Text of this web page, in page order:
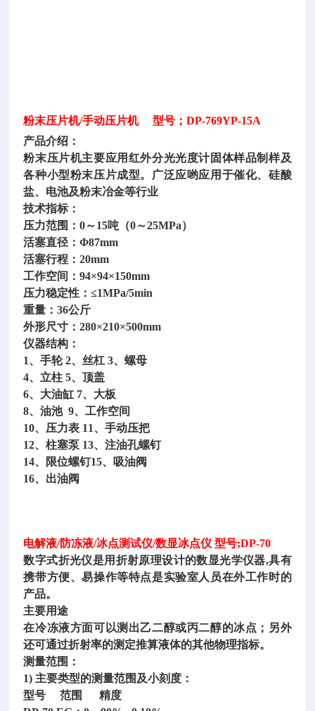
粉末压片机/手动压片机 型号；DP-769YP-15A
产品介绍：
粉末压片机主要应用红外分光光度计固体样品制样及
各种小型粉末压片成型。广泛应哟应用于催化、硅酸
盐、电池及粉末冶金等行业
技术指标：
压力范围：0～15吨（0～25MPa）
活塞直径：Φ87mm
活塞行程：20mm
工作空间：94×94×150mm
压力稳定性：≤1MPa/5min
重量：36公斤
外形尺寸：280×210×500mm
仪器结构：
1、手轮 2、丝杠 3、螺母
4、立柱 5、顶盖
6、大油缸 7、大板
8、油池 9、工作空间
10、压力表 11、手动压把
12、柱塞泵 13、注油孔螺钉
14、限位螺钉15、吸油阀
16、出油阀
电解液/防冻液/冰点测试仪/数显冰点仪 型号;DP-70
数字式折光仪是用折射原理设计的数显光学仪器,具有
携带方便、易操作等特点是实验室人员在外工作时的
产品。
主要用途
在冷冻液方面可以测出乙二醇或丙二醇的冰点；另外
还可通过折射率的测定推算液体的其他物理指标。
测量范围：
1) 主要类型的测量范围及小刻度：
型号
范围
精度